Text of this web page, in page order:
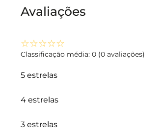
Avaliações
☆☆☆☆☆
Classificação média: 0 (0 avaliações)
5 estrelas
4 estrelas
3 estrelas